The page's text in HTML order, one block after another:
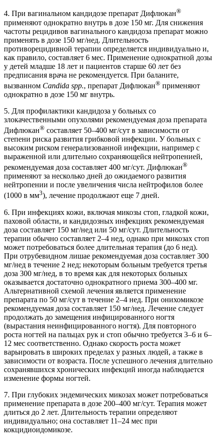
4. При вагинальном кандидозе препарат Дифлюкан®
применяют однократно внутрь в дозе 150 мг. Для снижения
частоты рецидивов вагинального кандидоза препарат можно
применять в дозе 150 мг/нед. Длительность
противорецидивной терапии определяется индивидуально и,
как правило, составляет 6 мес. Применение однократной дозы
у детей младше 18 лет и пациентов старше 60 лет без
предписания врача не рекомендуется. При баланите,
вызванном Candida spp., препарат Дифлюкан® применяют
однократно в дозе 150 мг внутрь.
5. Для профилактики кандидоза у больных со
злокачественными опухолями рекомендуемая доза препарата
Дифлюкан® составляет 50–400 мг/сут в зависимости от
степени риска развития грибковой инфекции. У больных с
высоким риском генерализованной инфекции, например с
выраженной или длительно сохраняющейся нейтропенией,
рекомендуемая доза составляет 400 мг/сут. Дифлюкан®
применяют за несколько дней до ожидаемого развития
нейтропении и после увеличения числа нейтрофилов более
(1000 в мм3), лечение продолжают еще 7 дней.
6. При инфекциях кожи, включая микозы стоп, гладкой кожи,
паховой области, и кандидозных инфекциях рекомендуемая
доза составляет 150 мг/нед или 50 мг/сут. Длительность
терапии обычно составляет 2–4 нед, однако при микозах стоп
может потребоваться более длительная терапия (до 6 нед).
При отрубевидном лишае рекомендуемая доза составляет 300
мг/нед в течение 2 нед; некоторым больным требуется третья
доза 300 мг/нед, в то время как для некоторых больных
оказывается достаточно однократного приема 300–400 мг.
Альтернативной схемой лечения является применение
препарата по 50 мг/сут в течение 2–4 нед. При онихомикозе
рекомендуемая доза составляет 150 мг/нед. Лечение следует
продолжать до замещения инфицированного ногтя
(вырастания неинфицированного ногтя). Для повторного
роста ногтей на пальцах рук и стоп обычно требуется 3–6 и 6–
12 мес соответственно. Однако скорость роста может
варьировать в широких пределах у разных людей, а также в
зависимости от возраста. После успешного лечения длительно
сохранявшихся хронических инфекций иногда наблюдается
изменение формы ногтей.
7. При глубоких эндемических микозах может потребоваться
применение препарата в дозе 200–400 мг/сут. Терапия может
длиться до 2 лет. Длительность терапии определяют
индивидуально; она составляет 11–24 мес при
кокцидиоидомикозе.